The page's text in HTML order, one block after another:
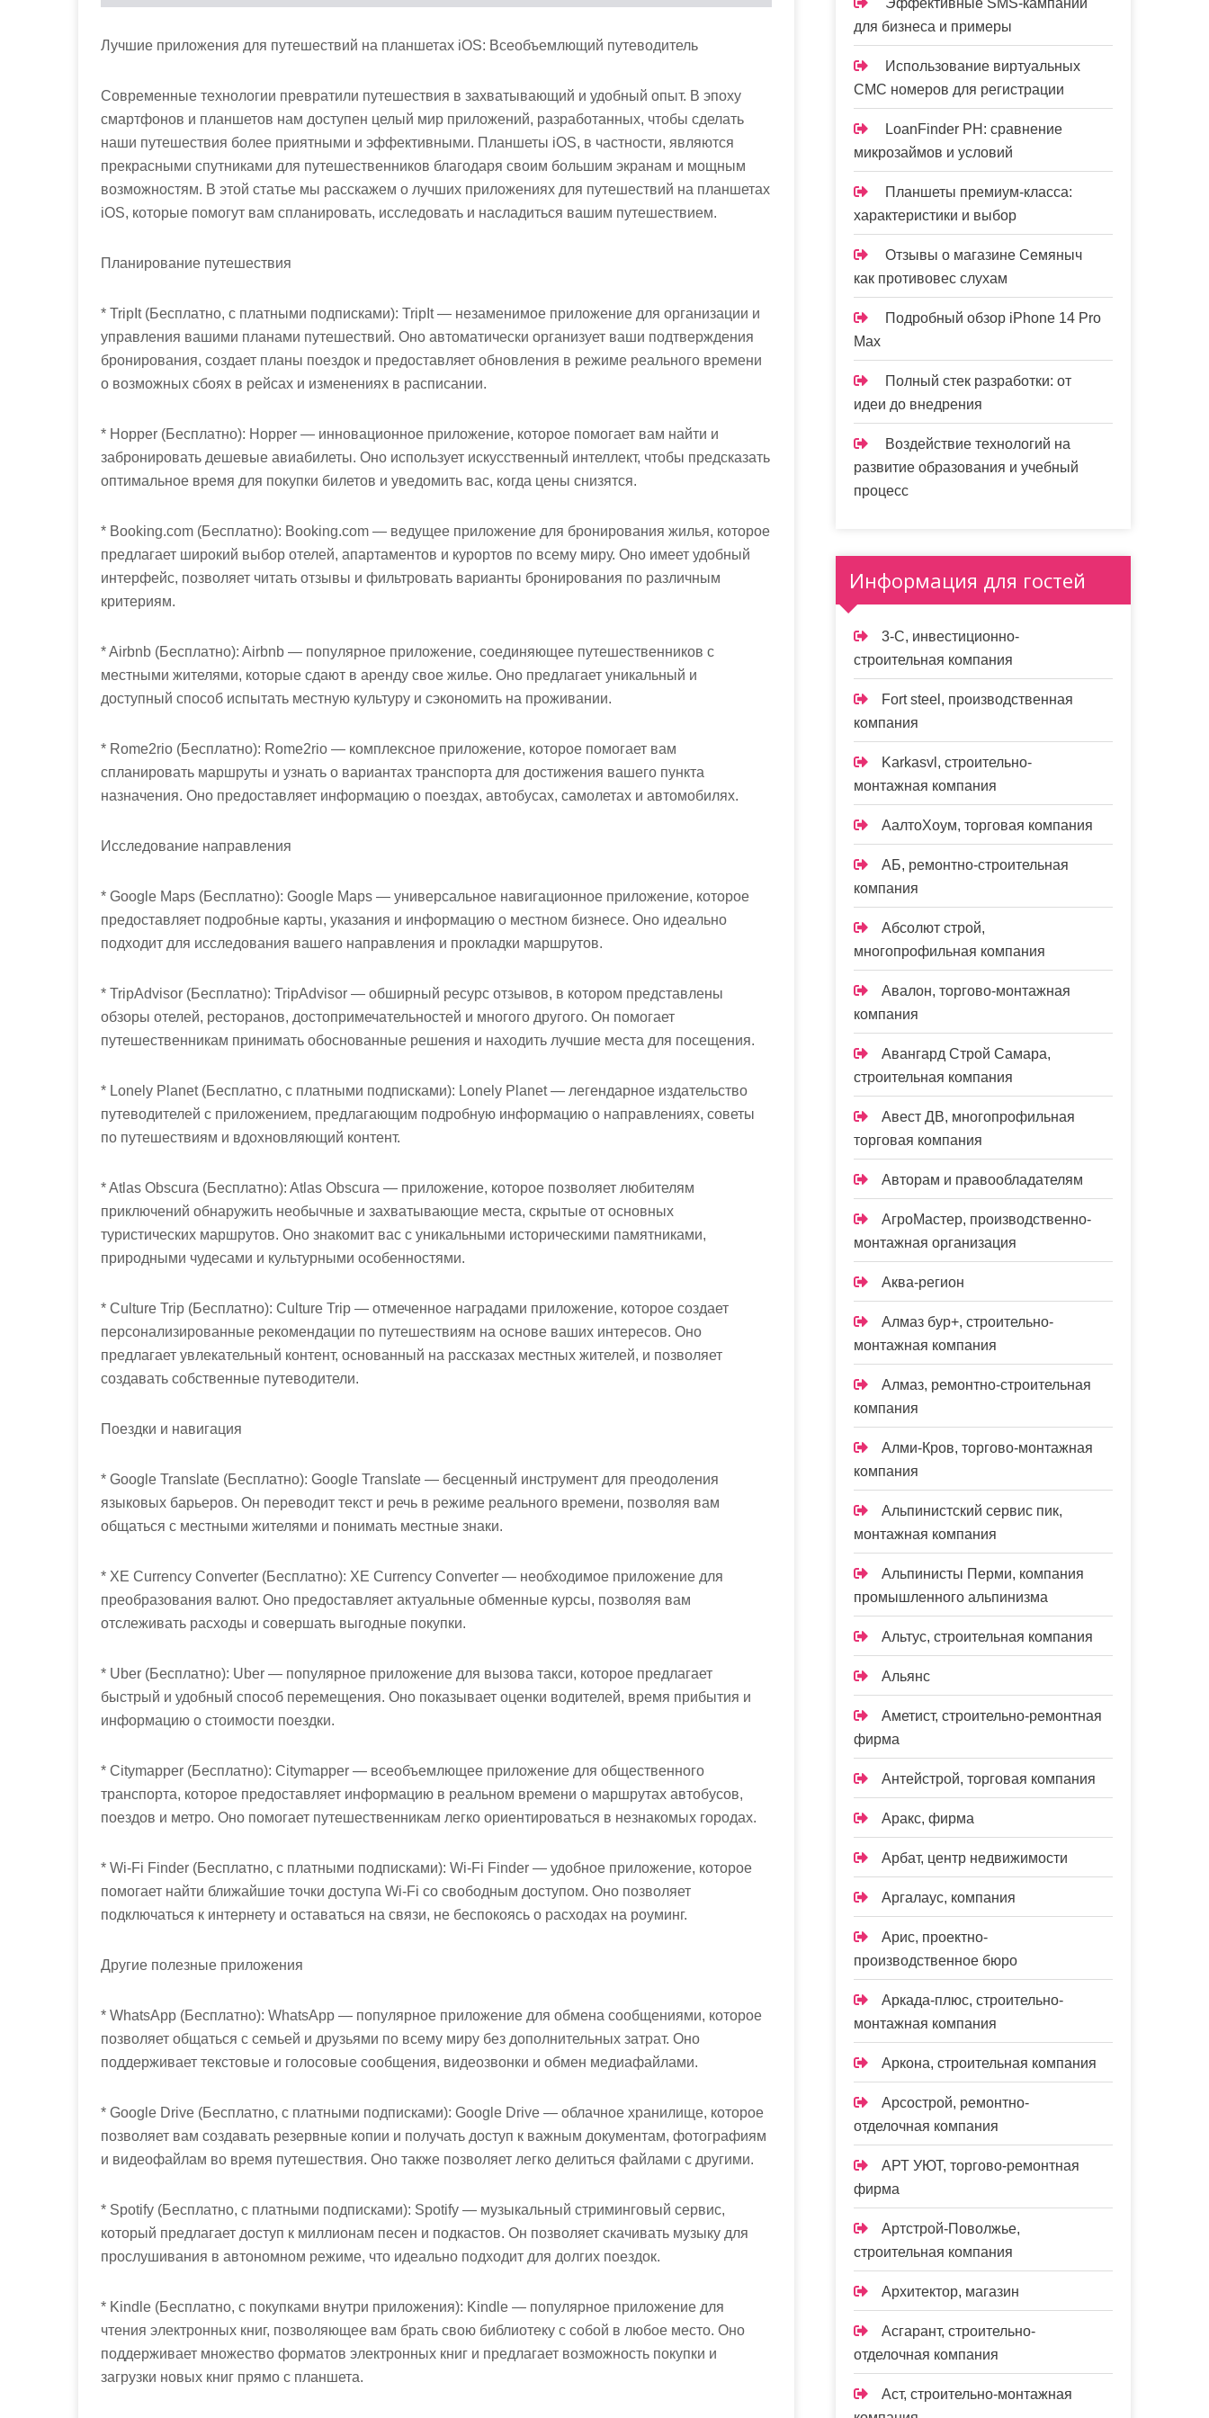
Лучшие приложения для путешествий на планшетах iOS: Всеобъемлющий путеводитель
Современные технологии превратили путешествия в захватывающий и удобный опыт. В эпоху
смартфонов и планшетов нам доступен целый мир приложений, разработанных, чтобы сделать
наши путешествия более приятными и эффективными. Планшеты iOS, в частности, являются
прекрасными спутниками для путешественников благодаря своим большим экранам и мощным
возможностям. В этой статье мы расскажем о лучших приложениях для путешествий на планшетах
iOS, которые помогут вам спланировать, исследовать и насладиться вашим путешествием.
Планирование путешествия
* TripIt (Бесплатно, с платными подписками): TripIt — незаменимое приложение для организации и
управления вашими планами путешествий. Оно автоматически организует ваши подтверждения
бронирования, создает планы поездок и предоставляет обновления в режиме реального времени
о возможных сбоях в рейсах и изменениях в расписании.
* Hopper (Бесплатно): Hopper — инновационное приложение, которое помогает вам найти и
забронировать дешевые авиабилеты. Оно использует искусственный интеллект, чтобы предсказать
оптимальное время для покупки билетов и уведомить вас, когда цены снизятся.
* Booking.com (Бесплатно): Booking.com — ведущее приложение для бронирования жилья, которое
предлагает широкий выбор отелей, апартаментов и курортов по всему миру. Оно имеет удобный
интерфейс, позволяет читать отзывы и фильтровать варианты бронирования по различным
критериям.
* Airbnb (Бесплатно): Airbnb — популярное приложение, соединяющее путешественников с
местными жителями, которые сдают в аренду свое жилье. Оно предлагает уникальный и
доступный способ испытать местную культуру и сэкономить на проживании.
* Rome2rio (Бесплатно): Rome2rio — комплексное приложение, которое помогает вам
спланировать маршруты и узнать о вариантах транспорта для достижения вашего пункта
назначения. Оно предоставляет информацию о поездах, автобусах, самолетах и автомобилях.
Исследование направления
* Google Maps (Бесплатно): Google Maps — универсальное навигационное приложение, которое
предоставляет подробные карты, указания и информацию о местном бизнесе. Оно идеально
подходит для исследования вашего направления и прокладки маршрутов.
* TripAdvisor (Бесплатно): TripAdvisor — обширный ресурс отзывов, в котором представлены
обзоры отелей, ресторанов, достопримечательностей и многого другого. Он помогает
путешественникам принимать обоснованные решения и находить лучшие места для посещения.
* Lonely Planet (Бесплатно, с платными подписками): Lonely Planet — легендарное издательство
путеводителей с приложением, предлагающим подробную информацию о направлениях, советы
по путешествиям и вдохновляющий контент.
* Atlas Obscura (Бесплатно): Atlas Obscura — приложение, которое позволяет любителям
приключений обнаружить необычные и захватывающие места, скрытые от основных
туристических маршрутов. Оно знакомит вас с уникальными историческими памятниками,
природными чудесами и культурными особенностями.
* Culture Trip (Бесплатно): Culture Trip — отмеченное наградами приложение, которое создает
персонализированные рекомендации по путешествиям на основе ваших интересов. Оно
предлагает увлекательный контент, основанный на рассказах местных жителей, и позволяет
создавать собственные путеводители.
Поездки и навигация
* Google Translate (Бесплатно): Google Translate — бесценный инструмент для преодоления
языковых барьеров. Он переводит текст и речь в режиме реального времени, позволяя вам
общаться с местными жителями и понимать местные знаки.
* XE Currency Converter (Бесплатно): XE Currency Converter — необходимое приложение для
преобразования валют. Оно предоставляет актуальные обменные курсы, позволяя вам
отслеживать расходы и совершать выгодные покупки.
* Uber (Бесплатно): Uber — популярное приложение для вызова такси, которое предлагает
быстрый и удобный способ перемещения. Оно показывает оценки водителей, время прибытия и
информацию о стоимости поездки.
* Citymapper (Бесплатно): Citymapper — всеобъемлющее приложение для общественного
транспорта, которое предоставляет информацию в реальном времени о маршрутах автобусов,
поездов и метро. Оно помогает путешественникам легко ориентироваться в незнакомых городах.
* Wi-Fi Finder (Бесплатно, с платными подписками): Wi-Fi Finder — удобное приложение, которое
помогает найти ближайшие точки доступа Wi-Fi со свободным доступом. Оно позволяет
подключаться к интернету и оставаться на связи, не беспокоясь о расходах на роуминг.
Другие полезные приложения
* WhatsApp (Бесплатно): WhatsApp — популярное приложение для обмена сообщениями, которое
позволяет общаться с семьей и друзьями по всему миру без дополнительных затрат. Оно
поддерживает текстовые и голосовые сообщения, видеозвонки и обмен медиафайлами.
* Google Drive (Бесплатно, с платными подписками): Google Drive — облачное хранилище, которое
позволяет вам создавать резервные копии и получать доступ к важным документам, фотографиям
и видеофайлам во время путешествия. Оно также позволяет легко делиться файлами с другими.
* Spotify (Бесплатно, с платными подписками): Spotify — музыкальный стриминговый сервис,
который предлагает доступ к миллионам песен и подкастов. Он позволяет скачивать музыку для
прослушивания в автономном режиме, что идеально подходит для долгих поездок.
* Kindle (Бесплатно, с покупками внутри приложения): Kindle — популярное приложение для
чтения электронных книг, позволяющее вам брать свою библиотеку с собой в любое место. Оно
поддерживает множество форматов электронных книг и предлагает возможность покупки и
загрузки новых книг прямо с планшета.
Эффективные SMS-кампании
для бизнеса и примеры
Использование виртуальных
СМС номеров для регистрации
LoanFinder PH: сравнение
микрозаймов и условий
Планшеты премиум-класса:
характеристики и выбор
Отзывы о магазине Семяныч
как противовес слухам
Подробный обзор iPhone 14 Pro
Max
Полный стек разработки: от
идеи до внедрения
Воздействие технологий на
развитие образования и учебный
процесс
Информация для гостей
3-С, инвестиционно-
строительная компания
Fort steel, производственная
компания
Karkasvl, строительно-
монтажная компания
АалтоХоум, торговая компания
АБ, ремонтно-строительная
компания
Абсолют строй,
многопрофильная компания
Авалон, торгово-монтажная
компания
Авангард Строй Самара,
строительная компания
Авест ДВ, многопрофильная
торговая компания
Авторам и правообладателям
АгроМастер, производственно-
монтажная организация
Аква-регион
Алмаз бур+, строительно-
монтажная компания
Алмаз, ремонтно-строительная
компания
Алми-Кров, торгово-монтажная
компания
Альпинистский сервис пик,
монтажная компания
Альпинисты Перми, компания
промышленного альпинизма
Альтус, строительная компания
Альянс
Аметист, строительно-ремонтная
фирма
Антейстрой, торговая компания
Аракс, фирма
Арбат, центр недвижимости
Аргалаус, компания
Арис, проектно-
производственное бюро
Аркада-плюс, строительно-
монтажная компания
Аркона, строительная компания
Арсострой, ремонтно-
отделочная компания
АРТ УЮТ, торгово-ремонтная
фирма
Артстрой-Поволжье,
строительная компания
Архитектор, магазин
Асгарант, строительно-
отделочная компания
Аст, строительно-монтажная